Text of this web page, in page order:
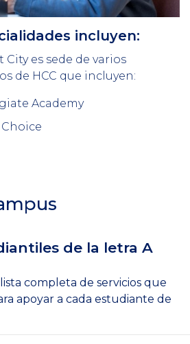
incluyen:
es sede de varios
de HCC que incluyen:
Academy
de la letra A
completa de servicios que
apoyar a cada estudiante de